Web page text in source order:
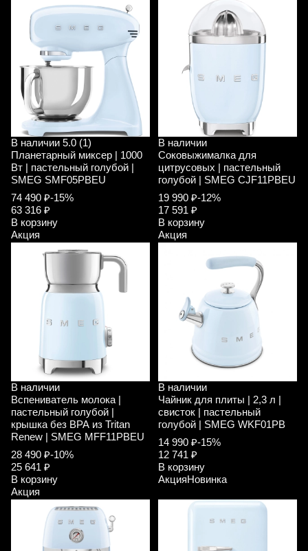
В наличии 5.0 (1)
Планетарный миксер | 1000
Вт | пастельный голубой |
SMEG SMF05PBEU
74 490 ₽-15%
63 316 ₽
В корзину
Акция
В наличии
Соковыжималка для
цитрусовых | пастельный
голубой | SMEG CJF11PBEU
19 990 ₽-12%
17 591 ₽
В корзину
Акция
В наличии
Вспениватель молока |
пастельный голубой |
крышка без ВРА из Tritan
Renew | SMEG MFF11PBEU
28 490 ₽-10%
25 641 ₽
В корзину
Акция
В наличии
Чайник для плиты | 2,3 л |
свисток | пастельный
голубой | SMEG WKF01PB
14 990 ₽-15%
12 741 ₽
В корзину
АкцияНовинка